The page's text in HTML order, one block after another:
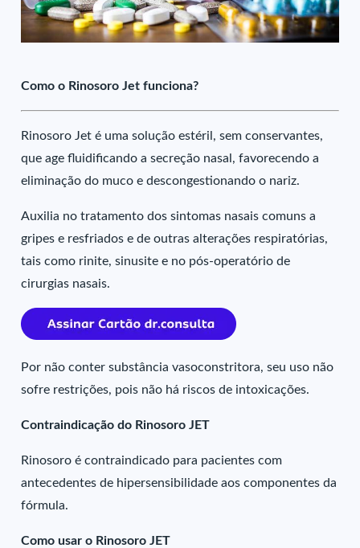
Como o Rinosoro Jet funciona?
Rinosoro Jet é uma solução estéril, sem conservantes,
que age fluidificando a secreção nasal, favorecendo a
eliminação do muco e descongestionando o nariz.
Auxilia no tratamento dos sintomas nasais comuns a
gripes e resfriados e de outras alterações respiratórias,
tais como rinite, sinusite e no pós-operatório de
cirurgias nasais.
Por não conter substância vasoconstritora, seu uso não
sofre restrições, pois não há riscos de intoxicações.
Contraindicação do Rinosoro JET
Rinosoro é contraindicado para pacientes com
antecedentes de hipersensibilidade aos componentes da
fórmula.
Como usar o Rinosoro JET